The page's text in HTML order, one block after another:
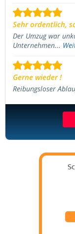
Sehr ordentlich,
Der Umzug war
Unternehmen...
Gerne wieder !
Reibungsloser